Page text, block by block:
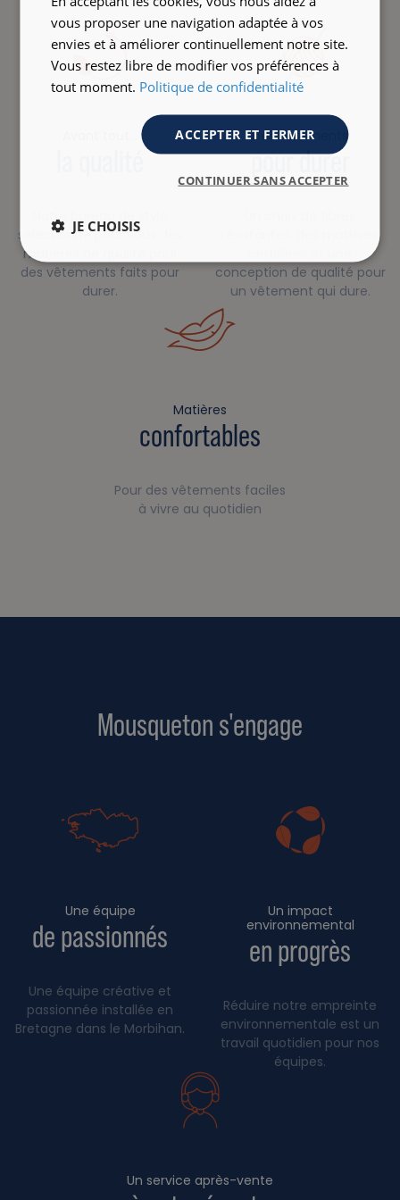
Notre bureau de style
sélectionne pour vous des
matières de qualité pour
des vêtements faits pour
durer.
Des vêtements
pour durer
conception de qualité pour
un vêtement qui dure.
Matières
confortables
Pour des vêtements faciles
à vivre au quotidien
Mousqueton s'engage
Une équipe
de passionnés
Une équipe créative et
passionnée installée en
Bretagne dans le Morbihan.
Un impact
environnemental
en progrès
Réduire notre empreinte
environnementale est un
travail quotidien pour nos
équipes.
Un service après-vente
vous proposer une navigation adaptée à vos
envies et à améliorer continuellement notre site.
Vous restez libre de modifier vos préférences à
tout moment. Politique de confidentialité
ACCEPTER ET FERMER
CONTINUER SANS ACCEPTER
JE CHOISIS